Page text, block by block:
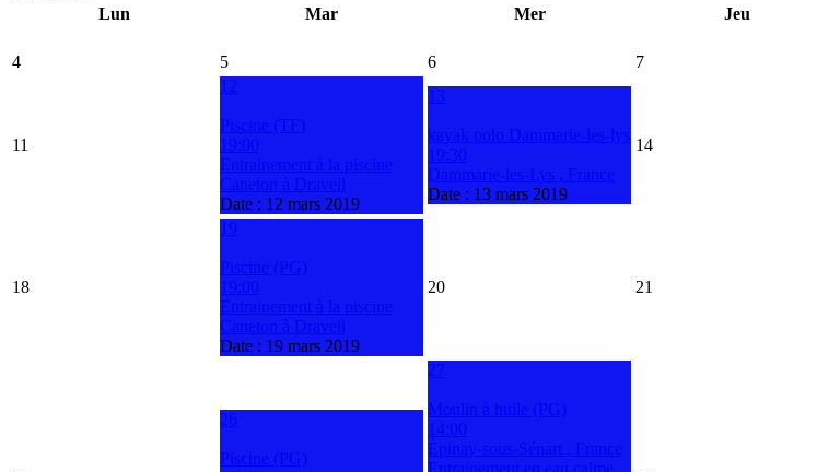
Lun
Mar Mer Jeu
4
5 6 7
11
Date : 12 mars 2019
Date : 13 mars 2019
14
18
Date : 19 mars 2019
20 21